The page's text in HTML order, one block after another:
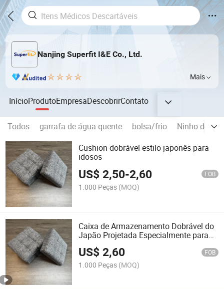
Nanjing Superfit I&E Co., Ltd.
Mais
InícioProdutoEmpresaDescobrirContato
Todos garrafa de água quente bolsa/frio
Ninho de
Cushion dobrável estilo japonês para
idosos
US$2,50-2,60 FOB
1.000 Peças (MOQ)
Caixa de Armazenamento Dobrável do
Japão Projetada Especialmente para
Idosos, Banquinhos de Algodão e Linho
US$2,60 FOB
1.000 Peças (MOQ)